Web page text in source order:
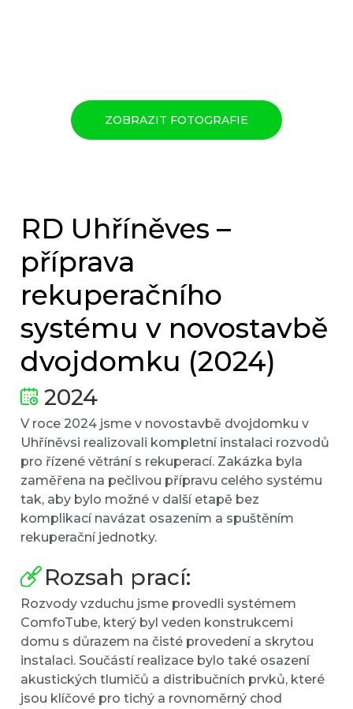
ZOBRAZIT FOTOGRAFIE
RD Uhříněves –
příprava
rekuperačního
systému v novostavbě
dvojdomku (2024)
2024
V roce 2024 jsme v novostavbě dvojdomku v
Uhříněvsi realizovali kompletní instalaci rozvodů
pro řízené větrání s rekuperací. Zakázka byla
zaměřena na pečlivou přípravu celého systému
tak, aby bylo možné v další etapě bez
komplikací navázat osazením a spuštěním
rekuperační jednotky.
Rozsah prací:
Rozvody vzduchu jsme provedli systémem
ComfoTube, který byl veden konstrukcemi
domu s důrazem na čisté provedení a skrytou
instalaci. Součástí realizace bylo také osazení
akustických tlumičů a distribučních prvků, které
jsou klíčové pro tichý a rovnoměrný chod